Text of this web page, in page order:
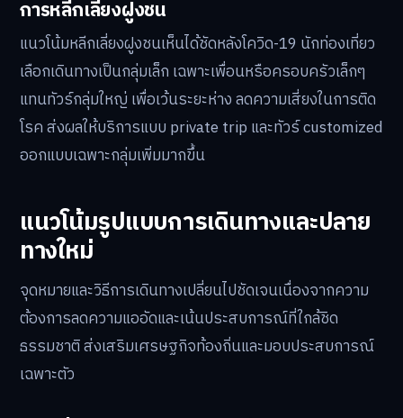
การหลีกเลี่ยงฝูงชน
แนวโน้มหลีกเลี่ยงฝูงชนเห็นได้ชัดหลังโควิด-19 นักท่องเที่ยว
เลือกเดินทางเป็นกลุ่มเล็ก เฉพาะเพื่อนหรือครอบครัวเล็กๆ
แทนทัวร์กลุ่มใหญ่ เพื่อเว้นระยะห่าง ลดความเสี่ยงในการติด
โรค ส่งผลให้บริการแบบ private trip และทัวร์ customized
ออกแบบเฉพาะกลุ่มเพิ่มมากขึ้น
แนวโน้มรูปแบบการเดินทางและปลาย
ทางใหม่
จุดหมายและวิธีการเดินทางเปลี่ยนไปชัดเจนเนื่องจากความ
ต้องการลดความแออัดและเน้นประสบการณ์ที่ใกล้ชิด
ธรรมชาติ ส่งเสริมเศรษฐกิจท้องถิ่นและมอบประสบการณ์
เฉพาะตัว